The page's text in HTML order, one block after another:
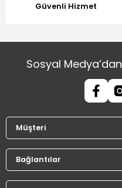
Güvenli Hizmet
Sosyal Medya’dan
Müşteri
Bağlantılar